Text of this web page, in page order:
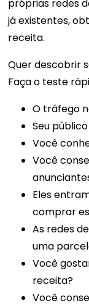
próprias redes
já existentes,
receita.
Quer descobrir
Faça o teste
O tráfego
Seu
Você
Você
Eles
comprar
As redes
uma
Você
receita?
Você